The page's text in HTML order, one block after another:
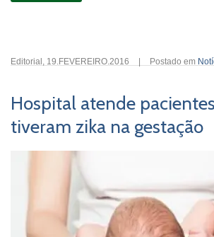
Editorial , 19.FEVEREIRO.2016 Postado em
Hospital atende
tiveram zika na gestação